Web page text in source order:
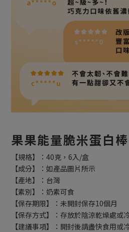
果果能量脆米蛋白
【規格】：40克，6入/盒
【成分】：如產品圖片所示
【產地】：台灣
【素別】：奶素可食
【保存期限】：未開封保存10個月
【保存方式】：存放於陰涼乾燥處或
【建議事項】：開封後請盡快食用或